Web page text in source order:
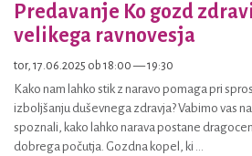
Predavanje Ko gozd
velikega ravnovesja
tor, 17.06.2025 ob 18:00 — 19:30
Kako nam lahko stik z naravo pomaga pri
izboljšanju duševnega zdravja? Vabimo vas
spoznali, kako lahko narava postane
dobrega počutja. Gozdna kopel, ki ...